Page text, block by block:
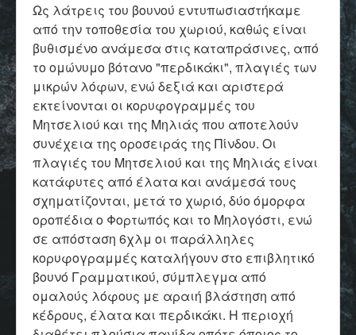
Ως λάτρεις του βουνού εντυπωσιαστήκαμε
από την τοποθεσία του χωριού, καθώς είναι
βυθισμένο ανάμεσα στις καταπράσινες, από
το ομώνυμο βότανο "περδικάκι", πλαγιές των
μικρών λόφων, ενώ δεξιά και αριστερά
εκτείνονται οι κορυφογραμμές του
Μητσελιού και της Μηλιάς που αποτελούν
συνέχεια της οροσειράς της Πίνδου. Οι
πλαγιές του Μητσελιού και της Μηλιάς είναι
κατάφυτες από έλατα και ανάμεσά τους
σχηματίζονται, μετά το χωριό, δύο όμορφα
οροπέδια ο Φορτωπός και το Μηλογόστι, ενώ
σε απόσταση 6χλμ οι παράλληλες
κορυφογραμμές καταλήγουν στο επιβλητικό
βουνό Γραμματικού, σύμπλεγμα από
ομαλούς λόφους με αραιή βλάστηση από
κέδρους, έλατα και περδικάκι. Η περιοχή